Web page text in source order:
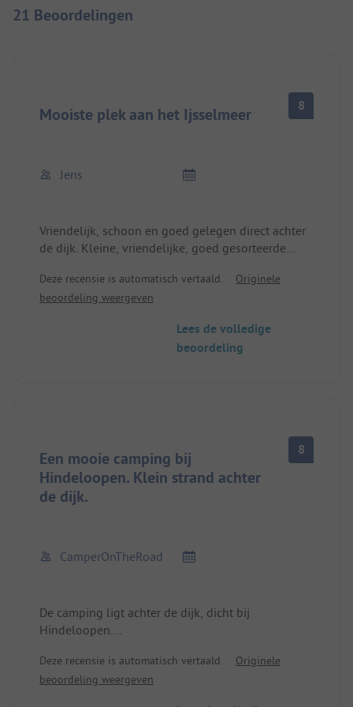
21 Beoordelingen
Mooiste plek aan het Ijsselmeer 8
Jens
Vriendelijk, schoon en goed gelegen direct achter
de dijk. Kleine, vriendelijke, goed gesorteerde
Toiletten en douches altijd schoon.
Deze recensie is automatisch vertaald.
Originele
beoordeling weergeven
Lees de volledige
beoordeling
Een mooie camping bij
Hindeloopen. Klein strand achter
de dijk.
8
CamperOnTheRoad
De camping ligt achter de dijk, dicht bij
Hindeloopen.
Te voet bereik je het prachtige stadje in ongeveer
15 minuten over de dijk. Het hoogtepunt is dat je
Deze recensie is automatisch vertaald.
Originele
beoordeling weergeven